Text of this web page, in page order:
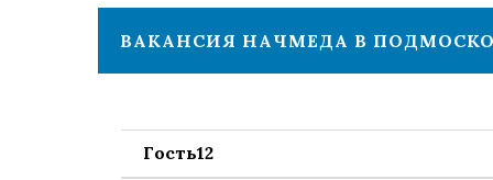
ВАКАНСИЯ НАЧМЕДА В
Гость12